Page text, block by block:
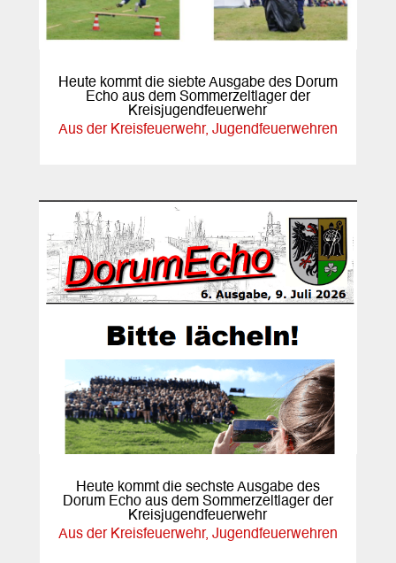
Heute kommt die siebte Ausgabe des Dorum
Echo aus dem Sommerzeltlager der
Kreisjugendfeuerwehr
Aus der Kreisfeuerwehr, Jugendfeuerwehren
Heute kommt die sechste Ausgabe des
Dorum Echo aus dem Sommerzeltlager der
Kreisjugendfeuerwehr
Aus der Kreisfeuerwehr, Jugendfeuerwehren